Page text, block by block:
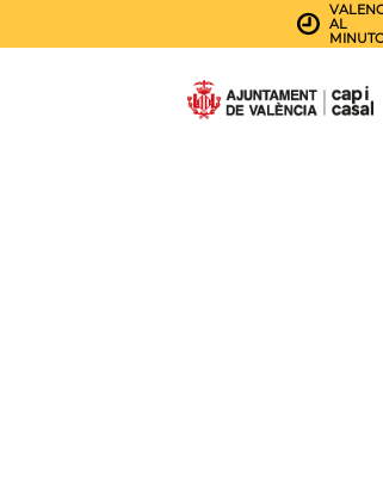
AL